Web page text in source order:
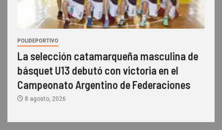
POLIDEPORTIVO
La selección catamarqueña masculina de
básquet U13 debutó con victoria en el
Campeonato Argentino de Federaciones
8 agosto, 2026